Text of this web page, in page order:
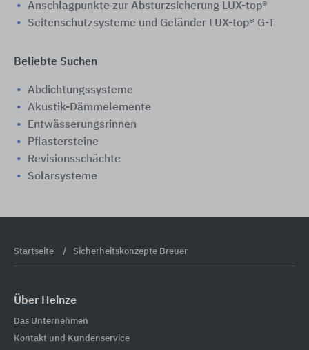
Anschlagpunkte zur Absturzsicherung LUX-top®
Seitenschutzsysteme und Geländer LUX-top® G-T
Beliebte Suchen
Abdichtungssysteme
Akustik-Dämmelemente
Entwässerungsrinnen
Pflastersteine
Revisionsschächte
Solarsysteme
Startseite Sicherheitskonzepte Breuer
Über Heinze
Das Unternehmen
Kontakt und Kundenservice